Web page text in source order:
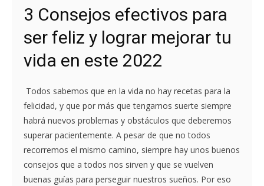
3 Consejos efectivos para
ser feliz y lograr mejorar tu
vida en este 2022
Todos sabemos que en la vida no hay recetas para la
felicidad, y que por más que tengamos suerte siempre
habrá nuevos problemas y obstáculos que deberemos
superar pacientemente. A pesar de que no todos
recorremos el mismo camino, siempre hay unos buenos
consejos que a todos nos sirven y que se vuelven
buenas guías para perseguir nuestros sueños. Por eso